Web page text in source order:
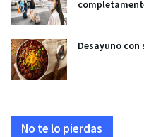
Desayuno
No te lo pierdas